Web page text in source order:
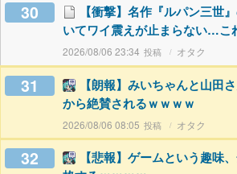
30
【衝撃】名作『ルパン三世
いてワイ震えが止まらない…
2026/08/06 23:34 オタク
31
【朗報】みいちゃんと山田
から絶賛されるｗｗｗｗ
2026/08/06 08:05 オタク
32
【悲報】ゲームという趣味